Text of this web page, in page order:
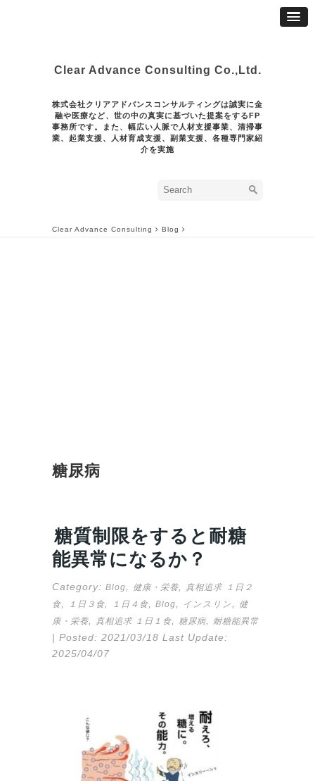
Clear Advance Consulting Co.,Ltd.
株式会社クリアアドバンスコンサルティングは誠実に金
融や医療など、世の中の真実に基づいた提案をするFP
事務所です。また、幅広い人脈で人材支援事業、清掃事
業、起業支援、人材育成支援、副業支援、各種専門家紹
介を実施
Clear Advance Consulting Blog
糖尿病
糖質制限をすると耐糖
能異常になるか？
Category: Blog 健康・栄養 真相追求
１日２
食
１日３食 １日４食 Blog インスリン
健
康・栄養
真相追求 １日１食 糖尿病, 耐糖能異常
| Posted: 2021/03/18 Last Update:
2025/04/07